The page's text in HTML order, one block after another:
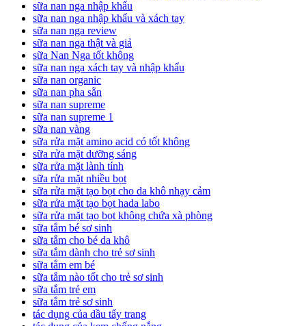
sữa nan nga nhập khẩu
sữa nan nga nhập khẩu và xách tay
sữa nan nga review
sữa nan nga thật và giả
sữa Nan Nga tốt không
sữa nan nga xách tay và nhập khẩu
sữa nan organic
sữa nan pha sẵn
sữa nan supreme
sữa nan supreme 1
sữa nan vàng
sữa rửa mặt amino acid có tốt không
sữa rửa mặt dưỡng sáng
sữa rửa mặt lành tính
sữa rửa mặt nhiều bọt
sữa rửa mặt tạo bọt cho da khô nhạy cảm
sữa rửa mặt tạo bọt hada labo
sữa rửa mặt tạo bọt không chứa xà phòng
sữa tắm bé sơ sinh
sữa tắm cho bé da khô
sữa tắm dành cho trẻ sơ sinh
sữa tắm em bé
sữa tắm nào tốt cho trẻ sơ sinh
sữa tắm trẻ em
sữa tắm trẻ sơ sinh
tác dụng của dầu tẩy trang